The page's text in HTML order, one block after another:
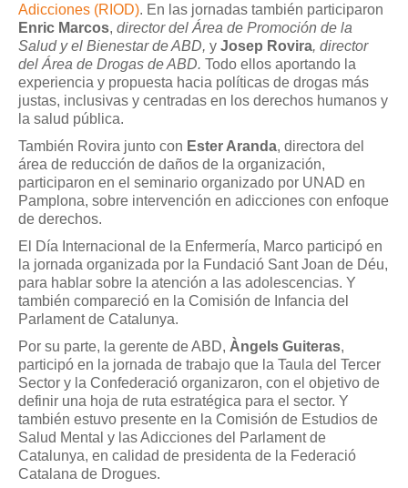
Adicciones (RIOD). En las jornadas también participaron
Enric Marcos, director del Área de Promoción de la
Salud y el Bienestar de ABD, y Josep Rovira, director
del Área de Drogas de ABD. Todo ellos aportando la
experiencia y propuesta hacia políticas de drogas más
justas, inclusivas y centradas en los derechos humanos y
la salud pública.
También Rovira junto con Ester Aranda, directora del
área de reducción de daños de la organización,
participaron en el seminario organizado por UNAD en
Pamplona, sobre intervención en adicciones con enfoque
de derechos.
El Día Internacional de la Enfermería, Marco participó en
la jornada organizada por la Fundació Sant Joan de Déu,
para hablar sobre la atención a las adolescencias. Y
también compareció en la Comisión de Infancia del
Parlament de Catalunya.
Por su parte, la gerente de ABD, Àngels Guiteras,
participó en la jornada de trabajo que la Taula del Tercer
Sector y la Confederació organizaron, con el objetivo de
definir una hoja de ruta estratégica para el sector. Y
también estuvo presente en la Comisión de Estudios de
Salud Mental y las Adicciones del Parlament de
Catalunya, en calidad de presidenta de la Federació
Catalana de Drogues.